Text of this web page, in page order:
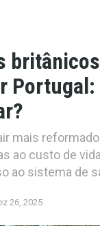
mais
ao custo de
ao sistema de
26, 2025